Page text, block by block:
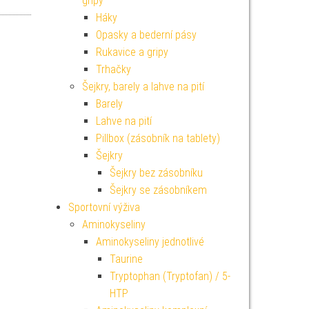
Háky
Opasky a bederní pásy
Rukavice a gripy
Trhačky
Šejkry, barely a lahve na pití
Barely
Lahve na pití
Pillbox (zásobník na tablety)
Šejkry
Šejkry bez zásobníku
Šejkry se zásobníkem
Sportovní výživa
Aminokyseliny
Aminokyseliny jednotlivé
Taurine
Tryptophan (Tryptofan) / 5-
HTP